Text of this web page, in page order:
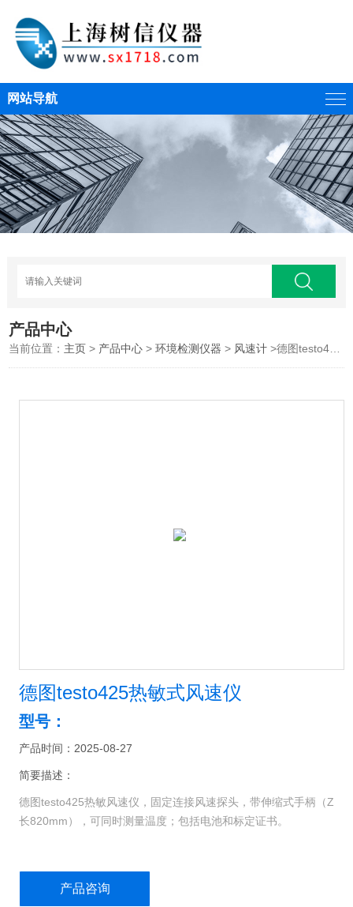
网站导航
产品中心
当前位置： 主页 > 产品中心 >环境检测仪器 > 风速计 >德图testo425热敏式风速仪
德图testo425热敏式风速仪
型号：
产品时间：2025-08-27
简要描述：
德图testo425热敏风速仪，固定连接风速探头，带伸缩式手柄（Z
长820mm），可同时测量温度；包括电池和标定证书。
积，德图testo425热敏风速仪就能精确计算出风量。此外，德图
产品咨询